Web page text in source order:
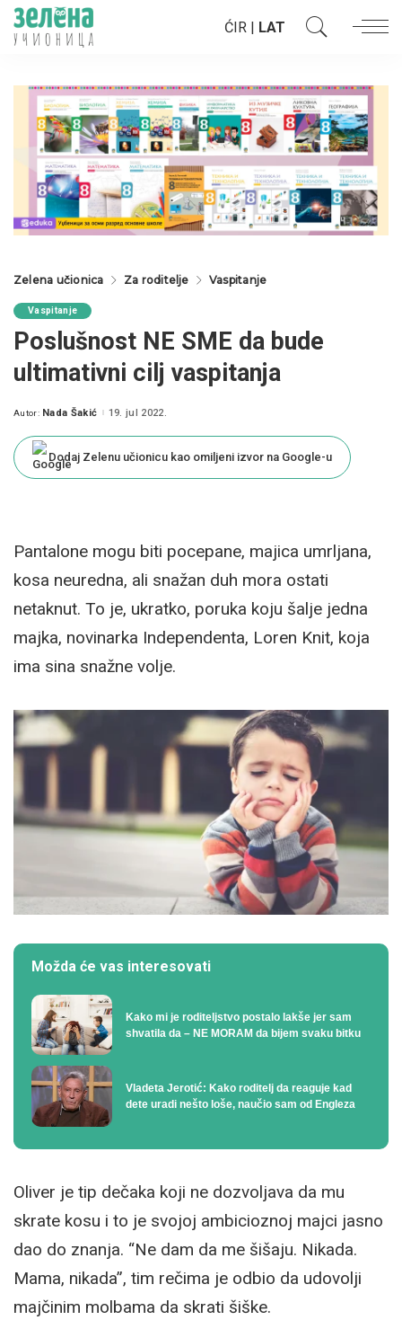
ĆIR | LAT
Zelena učionica Za roditelje Vaspitanje
Vaspitanje
Poslušnost NE SME da bude
ultimativni cilj vaspitanja
Posted
Autor: Nada Šakić 19. jul 2022.
Dodaj Zelenu učionicu kao omiljeni izvor na Google-u
Pantalone mogu biti pocepane, majica umrljana,
kosa neuredna, ali snažan duh mora ostati
netaknut. To je, ukratko, poruka koju šalje jedna
majka, novinarka Independenta, Loren Knit, koja
ima sina snažne volje.
Možda će vas interesovati
Kako mi je roditeljstvo postalo lakše jer sam
shvatila da – NE MORAM da bijem svaku bitku
Vladeta Jerotić: Kako roditelj da reaguje kad
dete uradi nešto loše, naučio sam od Engleza
Oliver je tip dečaka koji ne dozvoljava da mu
skrate kosu i to je svojoj ambicioznoj majci jasno
dao do znanja. “Ne dam da me šišaju. Nikada.
Mama, nikada”, tim rečima je odbio da udovolji
majčinim molbama da skrati šiške.